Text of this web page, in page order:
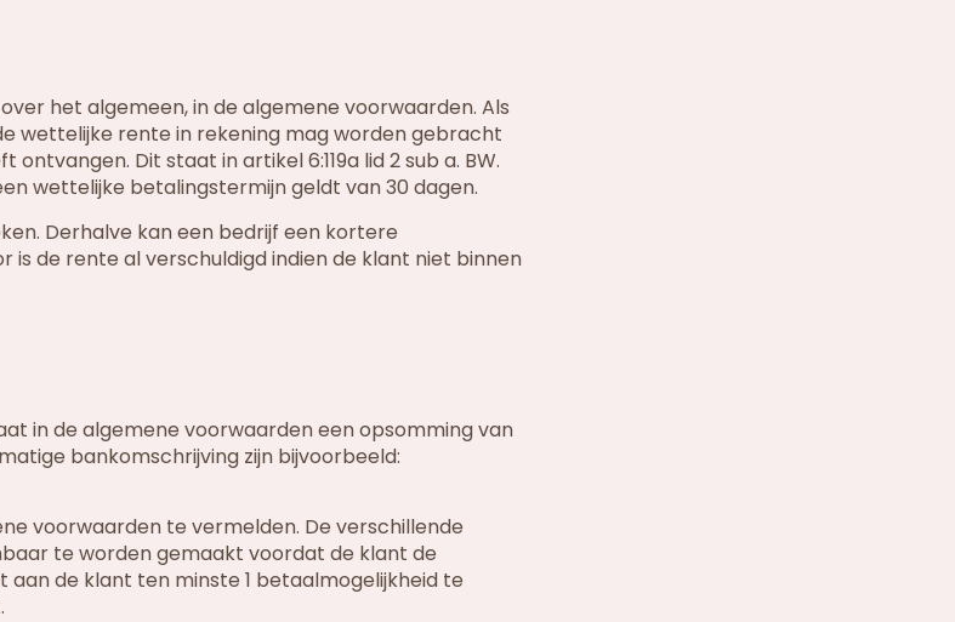
het algemeen, in de algemene voorwaarden. Als
wettelijke rente in rekening mag worden gebracht
Dit staat in artikel 6:119a lid 2 sub a. BW.
wettelijke betalingstermijn geldt van 30 dagen.
Derhalve kan een bedrijf een kortere
is de rente al verschuldigd indien de klant niet binnen
in de algemene voorwaarden een opsomming van
bankomschrijving zijn bijvoorbeeld:
voorwaarden te vermelden. De verschillende
te worden gemaakt voordat de klant de
de klant ten minste 1 betaalmogelijkheid te